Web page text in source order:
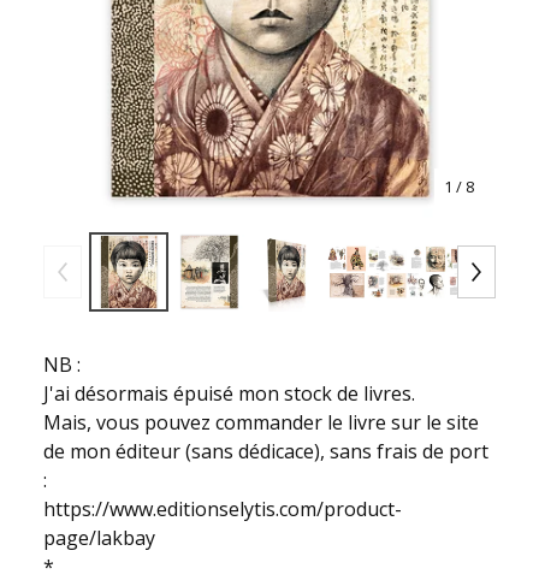
1 / 8
NB :
J'ai désormais épuisé mon stock de livres.
Mais, vous pouvez commander le livre sur le site
de mon éditeur (sans dédicace), sans frais de port
:
https://www.editionselytis.com/product-
page/lakbay
*